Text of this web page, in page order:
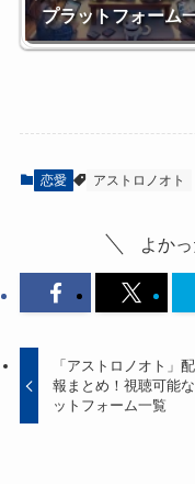
プラットフォーム
恋愛 アストロノオト
よか
「アストロノオト」
報まとめ！視聴可能
ットフォーム一覧